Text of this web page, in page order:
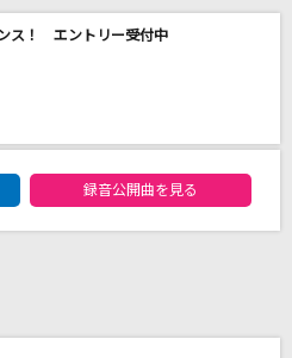
ス！ エントリー受付中
ルエントリーランキング
録音公開曲を見る